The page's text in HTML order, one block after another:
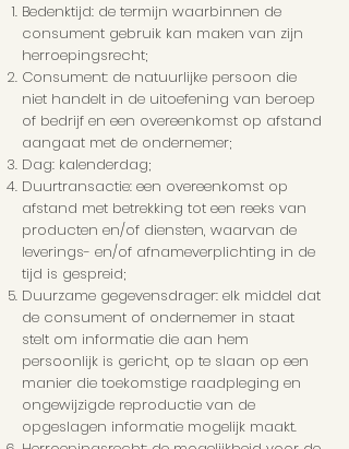
Bedenktijd: de termijn waarbinnen de
consument gebruik kan maken van zijn
herroepingsrecht;
Consument: de natuurlijke persoon die
niet handelt in de uitoefening van beroep
of bedrijf en een overeenkomst op afstand
aangaat met de ondernemer;
Dag: kalenderdag;
Duurtransactie: een overeenkomst op
afstand met betrekking tot een reeks van
producten en/of diensten, waarvan de
leverings- en/of afnameverplichting in de
tijd is gespreid;
Duurzame gegevensdrager: elk middel dat
de consument of ondernemer in staat
stelt om informatie die aan hem
persoonlijk is gericht, op te slaan op een
manier die toekomstige raadpleging en
ongewijzigde reproductie van de
opgeslagen informatie mogelijk maakt.